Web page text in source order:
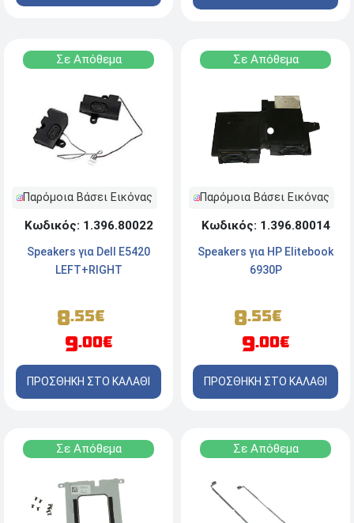
Σε Απόθεμα
Παρόμοια Βάσει Εικόνας
Κωδικός: 1.396.80022
Speakers για Dell E5420
LEFT+RIGHT
8.55€
9.00€
ΠΡΟΣΘΗΚΗ ΣΤΟ ΚΑΛΑΘΙ
Σε Απόθεμα
Παρόμοια Βάσει Εικόνας
Κωδικός: 1.396.80014
Speakers για HP Elitebook
6930P
8.55€
9.00€
ΠΡΟΣΘΗΚΗ ΣΤΟ ΚΑΛΑΘΙ
Σε Απόθεμα Σε Απόθεμα